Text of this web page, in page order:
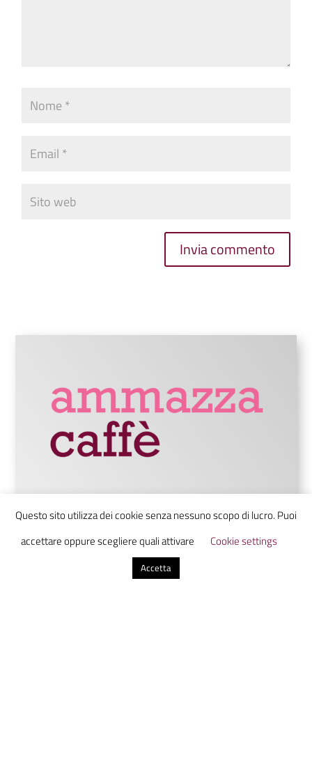
Invia commento
Ammazzacaffè è un laboratorio di
comunicazione digitale che unisce studenti
da tutta Italia in uno luogo virtuale dove
Questo sito utilizza dei cookie senza nessuno scopo di lucro. Puoi
accettare oppure scegliere quali attivare
Cookie settings
Accetta